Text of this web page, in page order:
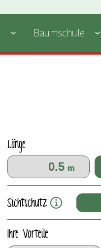
Baumschule
Länge
m
Sichtschutz
Ihre Vorteile